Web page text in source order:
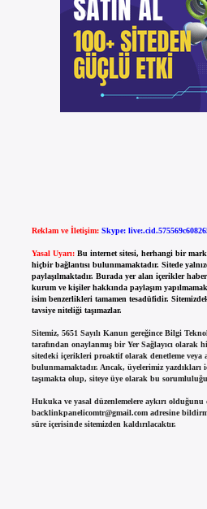
Reklam ve İletişim: Skype:
Yasal Uyarı: Bu internet sitesi, herhangi bir
hiçbir bağlantısı bulunmamaktadır. Sitede
paylaşılmaktadır. Burada yer alan içerikler
kurum ve kişiler hakkında paylaşım
isim benzerlikleri tamamen tesadüfidir.
tavsiye niteliği taşımazlar.
Sitemiz, 5651 Sayılı Kanun gereğince Bilgi
tarafından onaylanmış bir Yer Sağlayıcı olarak
sitedeki içerikleri proaktif olarak denetleme veya
bulunmamaktadır. Ancak, üyelerimiz
taşımakta olup, siteye üye olarak bu
Hukuka ve yasal düzenlemelere aykırı
backlinkpanelicomtr@gmail.comadresine
süre içerisinde sitemizden kaldırılacaktır.